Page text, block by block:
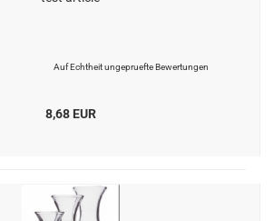
Auf Echtheit ungepruefte Bewertungen
8,68 EUR